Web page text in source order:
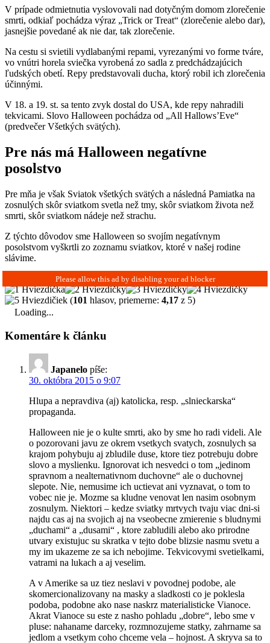
V prípade odmietnutia vyslovovali nad dotyčným domom zlorečenie
smrti, odkiaľ pochádza výraz „Trick or Treat“ (zlorečenie alebo dar),
jasnejšie povedané ak nie dar, tak zlorečenie.
Na cestu si svietili vydlabanými repami, vyrezanými vo forme tváre,
vo vnútri horela sviečka vyrobená zo sadla z predchádzajúcich
ľudských obetí. Repy predstavovali ducha, ktorý robil ich zlorečenia
účinnými.
V 18. a 19. st. sa tento zvyk dostal do USA, kde repy nahradili
tekvicami. Slovo Halloween pochádza od „All Hallows’Eve“
(predvečer Všetkých svätých).
Pre nás má Halloween negatívne
posolstvo
Pre mňa je však Sviatok všetkých svätých a následná Pamiatka na
zosnulých skôr sviatkom svetla než tmy, skôr sviatkom života než
smrti, skôr sviatkom nádeje než strachu.
Z týchto dôvodov sme Halloween so svojím negatívnym
posolstvom vyškrtli zo zoznamu sviatkov, ktoré v našej rodine
slávime.
(101 hlasov, priemerne: 4,17 z 5)
Loading...
Komentáre k článku
Japanelo píše:
30. októbra 2015 o 9:07
Hlupa a nepravdiva (aj) katolicka, resp. „slnieckarska“
propaganda.
Halloween nie je o kulte smrti, ako by sme ho radi videli. Ale
o pozorovani javu ze okrem vsetkych svatych, zosnulych sa
krajom pohybuju aj zbludile duse, ktore tiez potrebuju dobre
slovo a myslienku. Ignorovat ich nesvedci o tom „jedinom
spravnom a nealternativnom duchovne“ ale o duchovnej
slepote. Nie, nemusime ich uctievat ani vyznavat, o tom to
vobec nie je. Mozme sa kludne venovat len nasim osobnym
zosnulym. Niektori – kedze sviatky mrtvych tvaju viac dni-si
najdu cas aj na svojich aj na vseobecne zmierenie s bludnymi
„duchami“ a „dusami“ , ktore zabludili alebo ako prirodne
utvary existujuc su skratka v tejto dobe blizsie nasmu svetu a
my im ukazeme ze sa ich nebojime. Tekvicovymi svetielkami,
vatrami na lukach a aj veselim.
A v Amerike sa uz tiez neslavi v povodnej podobe, ale
skomercionalizovany na masky a sladkosti co je poklesla
podoba, podobne ako nase naskrz materialisticke Vianoce.
Akrat Vianoce su este z nasho pohladu „dobre“, lebo sme v
pluse: nahaname darceky, rozmnozujeme statky, zahrname sa
jedlom a vsetkym coho chceme vela – hojnost. A skryva sa to